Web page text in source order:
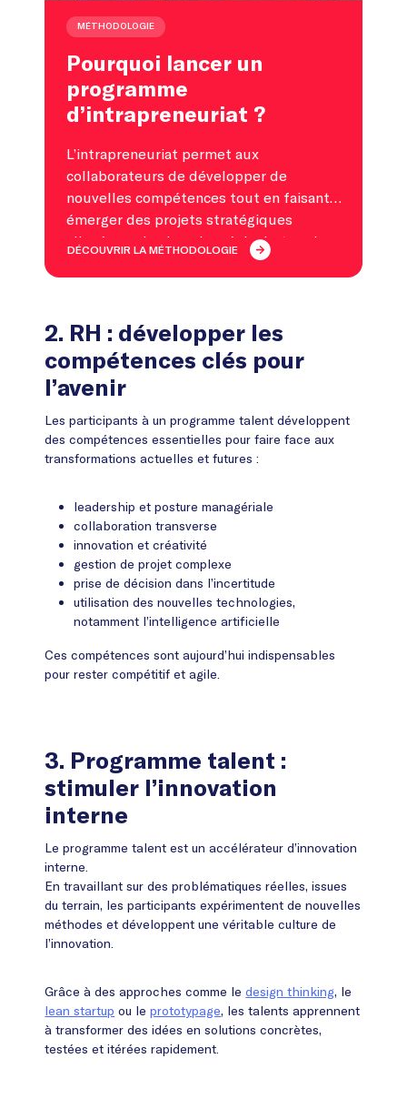
MÉTHODOLOGIE
Pourquoi lancer un
programme
d’intrapreneuriat ?
L’intrapreneuriat permet aux
collaborateurs de développer de
nouvelles compétences tout en faisant
émerger des projets stratégiques
alignés sur les besoins réels du terrain.
Un levier puissant pour accélérer
votre organisation.
DÉCOUVRIR LA MÉTHODOLOGIE
2. RH : développer les
compétences clés pour
l’avenir
Les participants à un programme talent développent
des compétences essentielles pour faire face aux
transformations actuelles et futures :
leadership et posture managériale
collaboration transverse
innovation et créativité
gestion de projet complexe
prise de décision dans l’incertitude
utilisation des nouvelles technologies,
notamment l’intelligence artificielle
Ces compétences sont aujourd’hui indispensables
pour rester compétitif et agile.
3. Programme talent :
stimuler l’innovation
interne
Le programme talent est un accélérateur d’innovation
interne.
En travaillant sur des problématiques réelles, issues
du terrain, les participants expérimentent de nouvelles
méthodes et développent une véritable culture de
l’innovation.
Grâce à des approches comme ledesign thinking, le
lean startup ou leprototypage, les talents apprennent
à transformer des idées en solutions concrètes,
testées et itérées rapidement.